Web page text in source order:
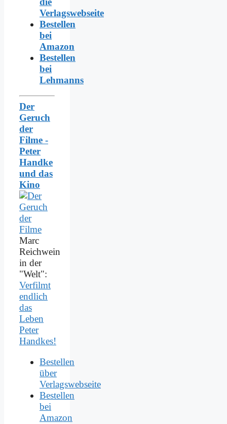
Verlagswebseite
Bestellen
bei
Amazon
Bestellen
bei
Lehmanns
Der
Geruch
der
Filme -
Peter
Handke
und das
Kino
Marc
Reichwein
in der
"Welt":
Verfilmt
endlich
das
Leben
Peter
Handkes!
Bestellen
über
Verlagswebseite
Bestellen
bei
Amazon